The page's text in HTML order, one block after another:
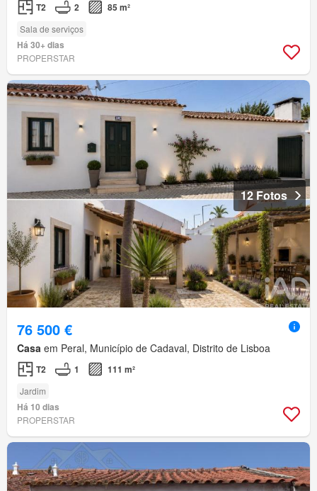
T2 2 85 m²
Sala de serviços
Há 30+ dias
PROPERSTAR
12 Fotos
76 500 €
Casa em Peral, Município de Cadaval, Distrito de Lisboa
T2 1 111 m²
Jardim
Há 10 dias
PROPERSTAR